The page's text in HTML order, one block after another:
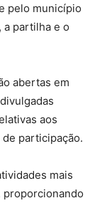
pelo município
partilha e o
abertas em
aos
participação.
mais